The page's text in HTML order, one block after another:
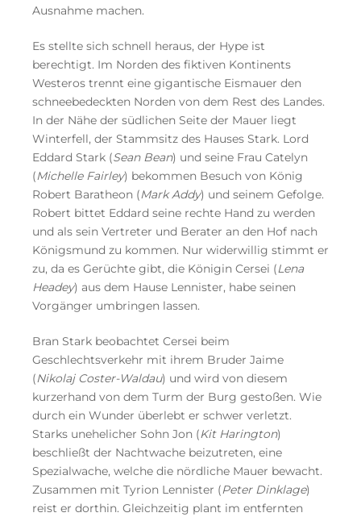
Ausnahme machen.
Es stellte sich schnell heraus, der Hype ist
berechtigt. Im Norden des fiktiven Kontinents
Westeros trennt eine gigantische Eismauer den
schneebedeckten Norden von dem Rest des Landes.
In der Nähe der südlichen Seite der Mauer liegt
Winterfell, der Stammsitz des Hauses Stark. Lord
Eddard Stark (Sean Bean) und seine Frau Catelyn
(Michelle Fairley) bekommen Besuch von König
Robert Baratheon (Mark Addy) und seinem Gefolge.
Robert bittet Eddard seine rechte Hand zu werden
und als sein Vertreter und Berater an den Hof nach
Königsmund zu kommen. Nur widerwillig stimmt er
zu, da es Gerüchte gibt, die Königin Cersei (Lena
Headey) aus dem Hause Lennister, habe seinen
Vorgänger umbringen lassen.
Bran Stark beobachtet Cersei beim
Geschlechtsverkehr mit ihrem Bruder Jaime
(Nikolaj Coster-Waldau) und wird von diesem
kurzerhand von dem Turm der Burg gestoßen. Wie
durch ein Wunder überlebt er schwer verletzt.
Starks unehelicher Sohn Jon (Kit Harington)
beschließt der Nachtwache beizutreten, eine
Spezialwache, welche die nördliche Mauer bewacht.
Zusammen mit Tyrion Lennister (Peter Dinklage)
reist er dorthin. Gleichzeitig plant im entfernten